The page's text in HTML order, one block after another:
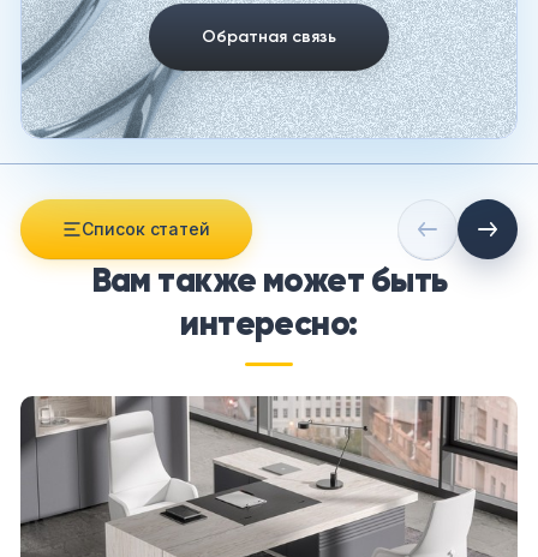
Обратная связь
Список статей
Вам также может быть
интересно: